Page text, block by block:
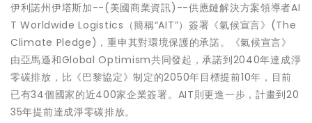
伊利諾州伊塔斯加--(美國商業資訊)--供應鏈解決方案領導者AI
T Worldwide Logistics（簡稱“AIT”）簽署《氣候宣言》(The
Climate Pledge)，重申其對環境保護的承諾。《氣候宣言》
由亞馬遜和Global Optimism共同發起，承諾到2040年達成淨
零碳排放，比《巴黎協定》制定的2050年目標提前10年，目前
已有34個國家的近400家企業簽署。AIT則更進一步，計畫到20
35年提前達成淨零碳排放。